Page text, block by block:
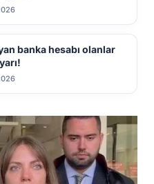
banka hesabı olanlar